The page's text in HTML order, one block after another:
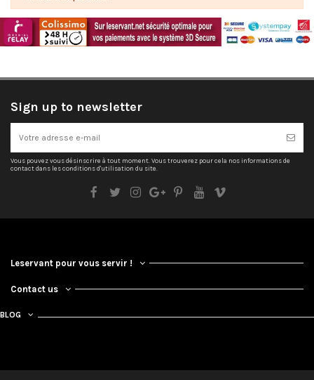
Sign up to newsletter
Vous pouvez vous désinscrire à tout moment. Vous trouverez pour cela nos informations de
contact dans les conditions d'utilisation du site.
Leservant pour vous servir !
Contact us
BLOG